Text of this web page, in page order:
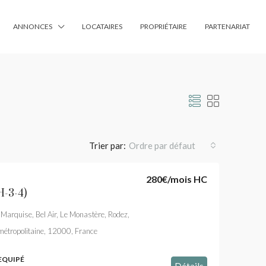
ANNONCES LOCATAIRES PROPRIÉTAIRE PARTENARIAT
Trier par: Ordre par défaut
3-4)
280€/mois HC
Bel Air, Le Monastère, Rodez,
12000, France